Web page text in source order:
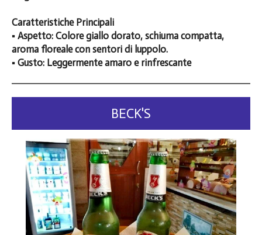
Caratteristiche Principali
▪️ Aspetto: Colore giallo dorato, schiuma compatta,
aroma floreale con sentori di luppolo.
▪️ Gusto: Leggermente amaro e rinfrescante
BECK'S